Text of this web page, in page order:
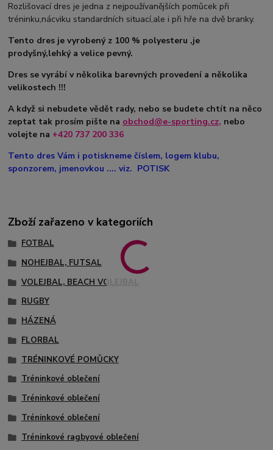
Rozlišovací dres je jedna z nejpoužívanějších pomůcek při
tréninku,nácviku standardních situací,ale i při hře na dvě branky.
Tento dres je vyrobený z 100 % polyesteru ,je
prodyšný,lehký a velice pevný.
Dres se vyrábí v několika barevných provedení a několika
velikostech !!!
A když si nebudete vědět rady, nebo se budete chtít na něco
zeptat tak prosím pište na obchod@e-sporting.cz, nebo
volejte na +420 737 200 336
Tento dres Vám i potiskneme číslem, logem klubu,
sponzorem, jmenovkou .... viz. POTISK
Zboží zařazeno v kategoriích
FOTBAL
NOHEJBAL, FUTSAL
VOLEJBAL, BEACH VOLEJBAL
RUGBY
HÁZENÁ
FLORBAL
TRÉNINKOVÉ POMŮCKY
Tréninkové oblečení
Tréninkové oblečení
Tréninkové oblečení
Tréninkové ragbyové oblečení